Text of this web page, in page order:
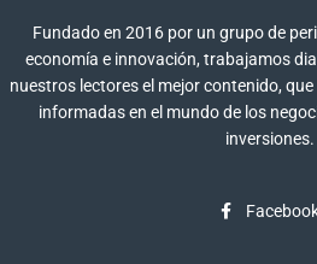
Fundado en 2016 por un grupo de
economía e innovación, trabajamos
nuestros lectores el mejor contenido,
informadas en el mundo de los
inversiones.